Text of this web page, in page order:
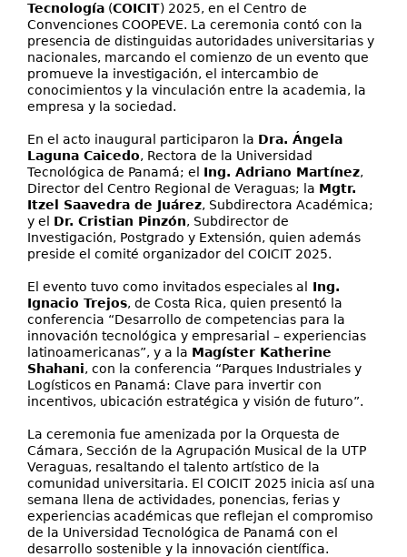
Tecnología (COICIT) 2025, en el Centro de
Convenciones COOPEVE. La ceremonia contó con la
presencia de distinguidas autoridades universitarias y
nacionales, marcando el comienzo de un evento que
promueve la investigación, el intercambio de
conocimientos y la vinculación entre la academia, la
empresa y la sociedad.
En el acto inaugural participaron la Dra. Ángela
Laguna Caicedo, Rectora de la Universidad
Tecnológica de Panamá; el Ing. Adriano Martínez,
Director del Centro Regional de Veraguas; la Mgtr.
Itzel Saavedra de Juárez, Subdirectora Académica;
y el Dr. Cristian Pinzón, Subdirector de
Investigación, Postgrado y Extensión, quien además
preside el comité organizador del COICIT 2025.
El evento tuvo como invitados especiales al
Ing.
Ignacio Trejos, de Costa Rica, quien presentó la
conferencia “Desarrollo de competencias para la
innovación tecnológica y empresarial – experiencias
latinoamericanas”, y a la Magíster Katherine
Shahani, con la conferencia “Parques Industriales y
Logísticos en Panamá: Clave para invertir con
incentivos, ubicación estratégica y visión de futuro”.
La ceremonia fue amenizada por la Orquesta de
Cámara, Sección de la Agrupación Musical de la UTP
Veraguas, resaltando el talento artístico de la
comunidad universitaria. El COICIT 2025 inicia así una
semana llena de actividades, ponencias, ferias y
experiencias académicas que reflejan el compromiso
de la Universidad Tecnológica de Panamá con el
desarrollo sostenible y la innovación científica.